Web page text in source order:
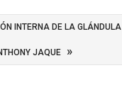
INTERNA DE LA
JAQUE »